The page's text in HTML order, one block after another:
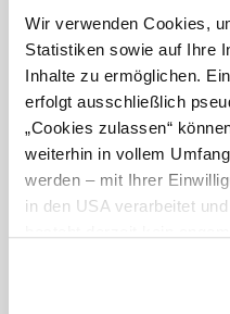
Wir verwenden Cookies,
Statistiken sowie auf Ihre
Inhalte zu ermöglichen.
erfolgt ausschließlich
„Cookies zulassen“
weiterhin in vollem
werden – mit Ihrer
in den USA verarbeitet
Sicherheitsbehörden
Learning- und
möchten dabei Ihre
Im Rahmen dieser 6-
herzlich ein, Ihre
Anregungen
noch bedarfsgerechter
auszurichten. Die
Tourismuspartner:innen
Niederösterreich. Ihre